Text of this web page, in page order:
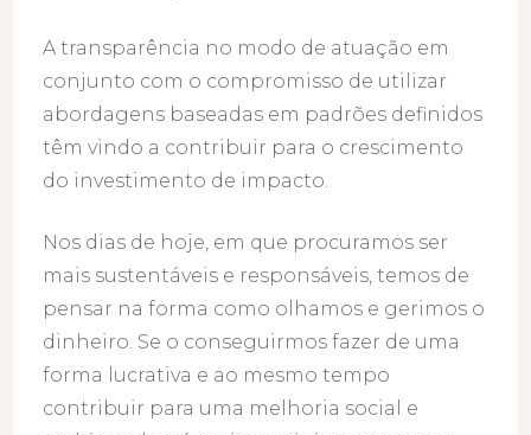
A transparência no modo de atuação em
conjunto com o compromisso de utilizar
abordagens baseadas em padrões definidos
têm vindo a contribuir para o crescimento
do investimento de impacto.
Nos dias de hoje, em que procuramos ser
mais sustentáveis e responsáveis, temos de
pensar na forma como olhamos e gerimos o
dinheiro. Se o conseguirmos fazer de uma
forma lucrativa e ao mesmo tempo
contribuir para uma melhoria social e